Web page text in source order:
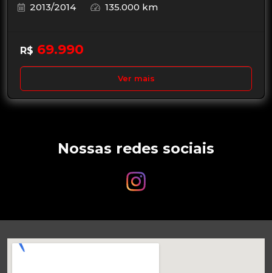
2013/2014
135.000 km
R$ 69.990
Ver mais
Nossas redes sociais